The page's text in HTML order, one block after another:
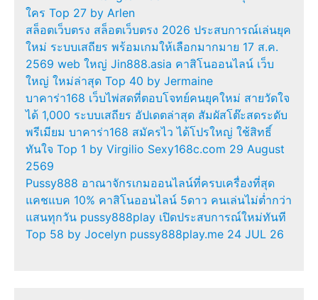
ใคร Top 27 by Arlen
สล็อตเว็บตรง สล็อตเว็บตรง 2026 ประสบการณ์เล่นยุค
ใหม่ ระบบเสถียร พร้อมเกมให้เลือกมากมาย 17 ส.ค.
2569 web ใหญ่ Jin888.asia คาสิโนออนไลน์ เว็บ
ใหญ่ ใหม่ล่าสุด Top 40 by Jermaine
บาคาร่า168 เว็บไพ่สดที่ตอบโจทย์คนยุคใหม่ สายวัดใจ
ได้ 1,000 ระบบเสถียร อัปเดตล่าสุด สัมผัสโต๊ะสดระดับ
พรีเมียม บาคาร่า168 สมัครไว ได้โปรใหญ่ ใช้สิทธิ์
ทันใจ Top 1 by Virgilio Sexy168c.com 29 August
2569
Pussy888 อาณาจักรเกมออนไลน์ที่ครบเครื่องที่สุด
แคชแบค 10% คาสิโนออนไลน์ 5ดาว คนเล่นไม่ต่ำกว่า
แสนทุกวัน pussy888play เปิดประสบการณ์ใหม่ทันที
Top 58 by Jocelyn pussy888play.me 24 JUL 26